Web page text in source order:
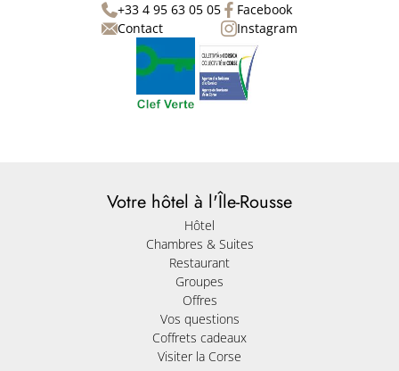
+33 4 95 63 05 05
Contact
Facebook
Instagram
Votre hôtel à l'Île-Rousse
Hôtel
Chambres & Suites
Restaurant
Groupes
Offres
Vos questions
Coffrets cadeaux
Visiter la Corse